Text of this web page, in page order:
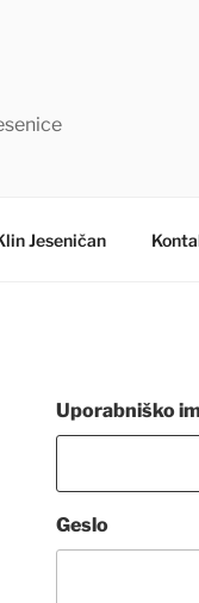
Jeseničan
Uporabniško
Geslo